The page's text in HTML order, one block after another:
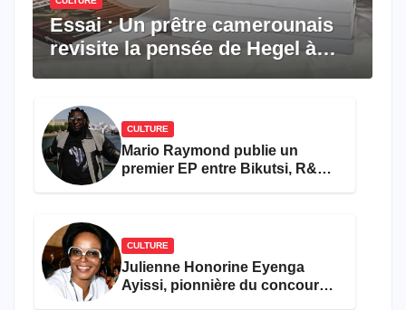
Essai : Un prêtre camerounais
revisite la pensée de Hegel à
CULTURE
Mario Raymond publie un
premier EP entre Bikutsi, R&B
CULTURE
Julienne Honorine Eyenga
Ayissi, pionnière du concours